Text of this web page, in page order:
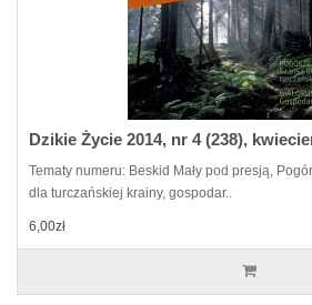
Dzikie Życie 2014, nr 4 (238),
Tematy numeru: Beskid Mały pod presją,
dla turczańskiej krainy, gospodar..
6,00zł